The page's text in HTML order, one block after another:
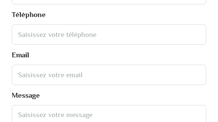
Téléphone
Email
Message